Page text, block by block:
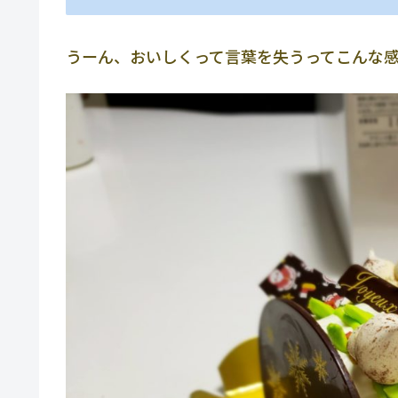
うーん、おいしくって言葉を失うってこんな